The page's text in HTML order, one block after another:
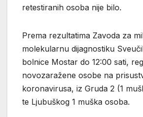
retestiranih osoba nije bilo.
Prema rezultatima Zavoda za
molekularnu dijagnostiku
bolnice Mostar do 12:00 sati,
novozaražene osobe na
koronavirusa, iz Gruda 2 (1
te Ljubuškog 1 muška osoba.